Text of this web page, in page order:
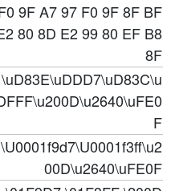
9F A7 97 F0 9F 8F BF
80 8D E2 99 80 EF B8
8F
\uD83E\uDDD7\uD83C\u
F
\U0001f9d7\U0001f3ff\u2
00D\u2640\uFE0F